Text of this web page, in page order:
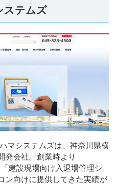
ステムズ
マシステムズは、神奈川県横
発会社。創業時より
建設現場向け入退場管理シ
ン向けに提供してきた実績が